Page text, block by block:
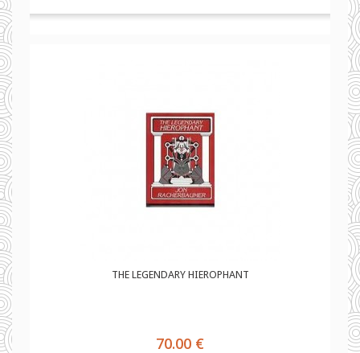
THE LEGENDARY HIEROPHANT
70.00 €